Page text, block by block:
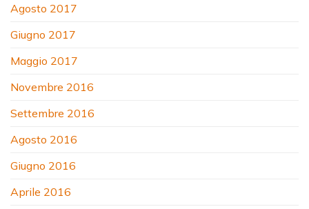
Agosto 2017
Giugno 2017
Maggio 2017
Novembre 2016
Settembre 2016
Agosto 2016
Giugno 2016
Aprile 2016